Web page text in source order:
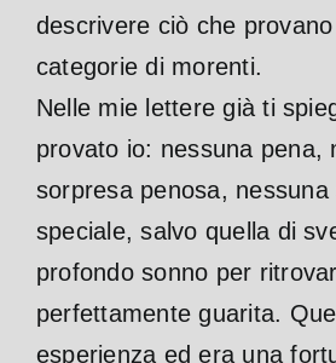
descrivere ciò che
categorie di morenti.
Nelle mie lettere già ti
provato io: nessuna pena,
sorpresa penosa, nessuna
speciale, salvo quella di
profondo sonno per
perfettamente guarita.
esperienza ed era una